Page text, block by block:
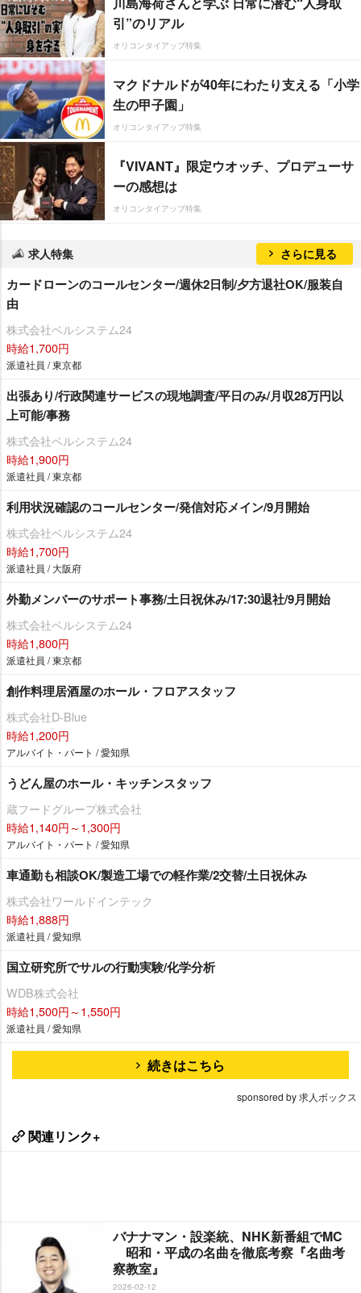
引”のリアル
オリコンタイアップ特集
マクドナルドが40年にわたり支える「小学
生の甲子園」
オリコンタイアップ特集
『VIVANT』限定ウオッチ、プロデューサ
ーの感想は
オリコンタイアップ特集
求人特集 さらに見る
カードローンのコールセンター/週休2日制/夕方退社OK/服装自
由
株式会社ベルシステム24
時給1,700円
派遣社員 / 東京都
出張あり/行政関連サービスの現地調査/平日のみ/月収28万円以
上可能/事務
株式会社ベルシステム24
時給1,900円
派遣社員 / 東京都
利用状況確認のコールセンター/発信対応メイン/9月開始
株式会社ベルシステム24
時給1,700円
派遣社員 / 大阪府
外勤メンバーのサポート事務/土日祝休み/17:30退社/9月開始
株式会社ベルシステム24
時給1,800円
派遣社員 / 東京都
創作料理居酒屋のホール・フロアスタッフ
株式会社D-Blue
時給1,200円
アルバイト・パート / 愛知県
うどん屋のホール・キッチンスタッフ
蔵フードグループ株式会社
時給1,140円～1,300円
アルバイト・パート / 愛知県
車通勤も相談OK/製造工場での軽作業/2交替/土日祝休み
株式会社ワールドインテック
時給1,888円
派遣社員 / 愛知県
国立研究所でサルの行動実験/化学分析
WDB株式会社
時給1,500円～1,550円
派遣社員 / 愛知県
続きはこちら
sponsored by 求人ボックス
関連リンク+
バナナマン・設楽統、NHK新番組でMC
昭和・平成の名曲を徹底考察『名曲考
察教室』
2026-02-12